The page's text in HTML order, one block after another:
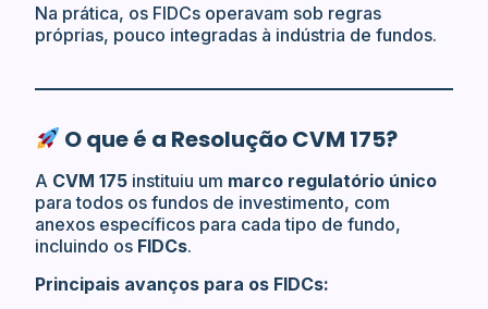
Na prática, os FIDCs operavam sob regras
próprias, pouco integradas à indústria de fundos.
O que é a Resolução CVM 175?
A CVM 175 instituiu um marco regulatório único
para todos os fundos de investimento, com
anexos específicos para cada tipo de fundo,
incluindo os FIDCs.
Principais avanços para os FIDCs: